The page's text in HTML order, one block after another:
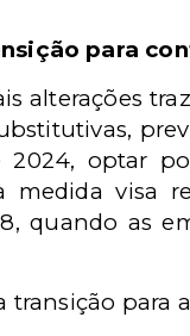
para
alterações
2024, optar
medida visa
quando as
transição para